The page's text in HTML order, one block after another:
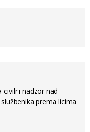
civilni nadzor nad
prema licima